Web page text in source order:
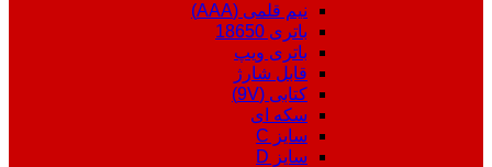
نیم قلمی (AAA)
باتری 18650
باتری ویپ
قابل شارژ
کتابی (9V)
سکه ای
سایز C
سایز D